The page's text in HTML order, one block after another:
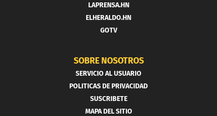
LAPRENSA.HN
ELHERALDO.HN
GOTV
SOBRE NOSOTROS
SERVICIO AL USUARIO
POLITICAS DE PRIVACIDAD
SUSCRIBETE
MAPA DEL SITIO